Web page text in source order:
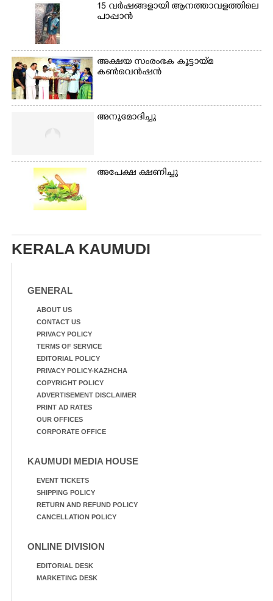
15 വർഷങ്ങളായി ആനത്താവളത്തിലെ
പാപ്പാൻ
അക്ഷയ സംരംഭക കൂട്ടായ്മ
കൺവെൻഷൻ
അനുമോദിച്ചു
അപേക്ഷ ക്ഷണിച്ചു
KERALA KAUMUDI
GENERAL
ABOUT US
CONTACT US
PRIVACY POLICY
TERMS OF SERVICE
EDITORIAL POLICY
PRIVACY POLICY-KAZHCHA
COPYRIGHT POLICY
ADVERTISEMENT DISCLAIMER
PRINT AD RATES
OUR OFFICES
CORPORATE OFFICE
KAUMUDI MEDIA HOUSE
EVENT TICKETS
SHIPPING POLICY
RETURN AND REFUND POLICY
CANCELLATION POLICY
ONLINE DIVISION
EDITORIAL DESK
MARKETING DESK